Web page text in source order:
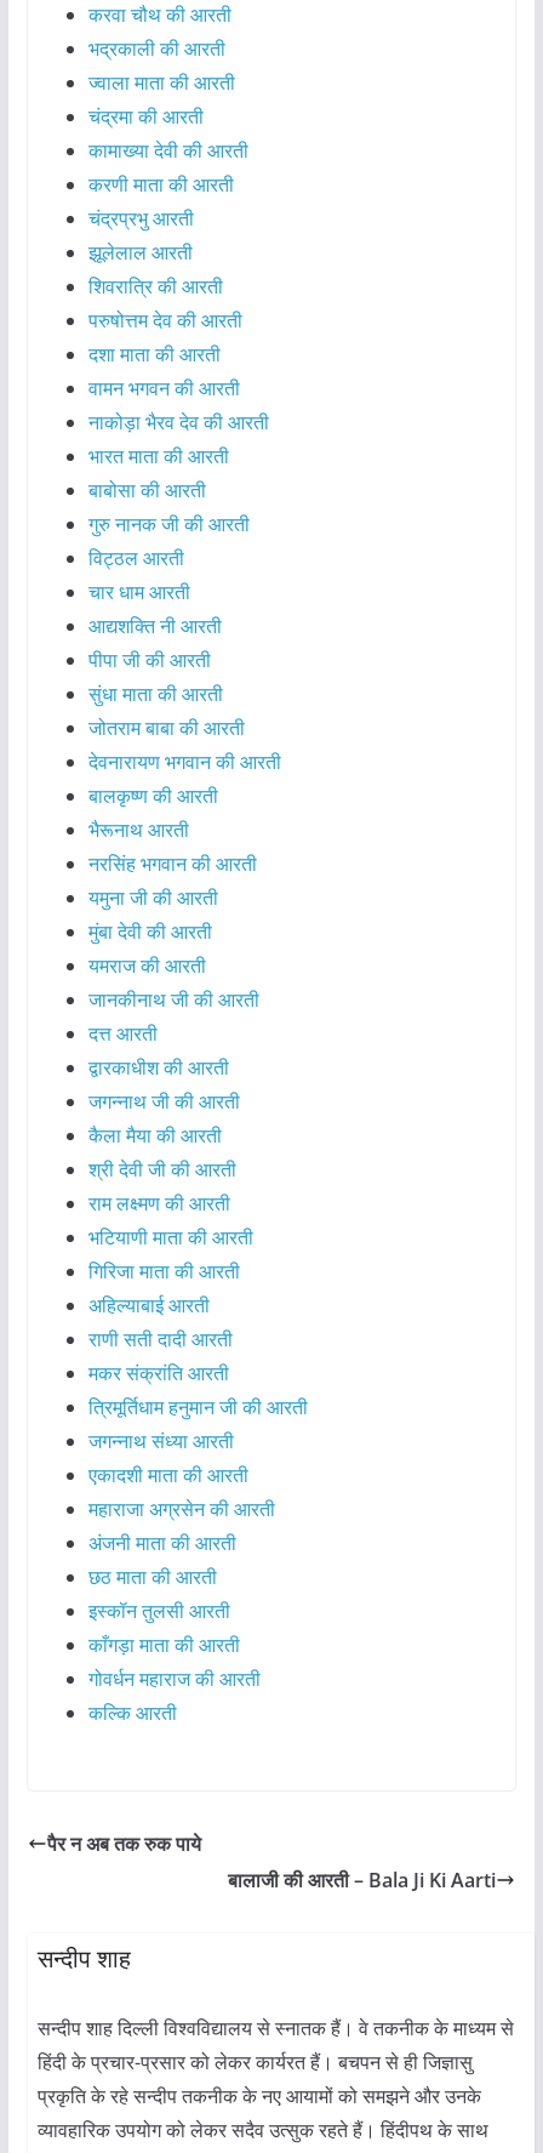
करवा चौथ की आरती
भद्रकाली की आरती
ज्वाला माता की आरती
चंद्रमा की आरती
कामाख्या देवी की आरती
करणी माता की आरती
चंद्रप्रभु आरती
झूलेलाल आरती
शिवरात्रि की आरती
परुषोत्तम देव की आरती
दशा माता की आरती
वामन भगवन की आरती
नाकोड़ा भैरव देव की आरती
भारत माता की आरती
बाबोसा की आरती
गुरु नानक जी की आरती
विट्ठल आरती
चार धाम आरती
आद्यशक्ति नी आरती
पीपा जी की आरती
सुंधा माता की आरती
जोतराम बाबा की आरती
देवनारायण भगवान की आरती
बालकृष्ण की आरती
भैरूनाथ आरती
नरसिंह भगवान की आरती
यमुना जी की आरती
मुंबा देवी की आरती
यमराज की आरती
जानकीनाथ जी की आरती
दत्त आरती
द्वारकाधीश की आरती
जगन्नाथ जी की आरती
कैला मैया की आरती
श्री देवी जी की आरती
राम लक्ष्मण की आरती
भटियाणी माता की आरती
गिरिजा माता की आरती
अहिल्याबाई आरती
राणी सती दादी आरती
मकर संक्रांति आरती
त्रिमूर्तिधाम हनुमान जी की आरती
जगन्नाथ संध्या आरती
एकादशी माता की आरती
महाराजा अग्रसेन की आरती
अंजनी माता की आरती
छठ माता की आरती
इस्कॉन तुलसी आरती
काँगड़ा माता की आरती
गोवर्धन महाराज की आरती
कल्कि आरती
पैर न अब तक रुक पाये
बालाजी की आरती – Bala Ji Ki Aarti
सन्दीप शाह
सन्दीप शाह दिल्ली विश्वविद्यालय से स्नातक हैं। वे तकनीक के माध्यम से
हिंदी के प्रचार-प्रसार को लेकर कार्यरत हैं। बचपन से ही जिज्ञासु
प्रकृति के रहे सन्दीप तकनीक के नए आयामों को समझने और उनके
व्यावहारिक उपयोग को लेकर सदैव उत्सुक रहते हैं। हिंदीपथ के साथ